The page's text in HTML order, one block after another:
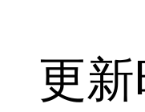
更新